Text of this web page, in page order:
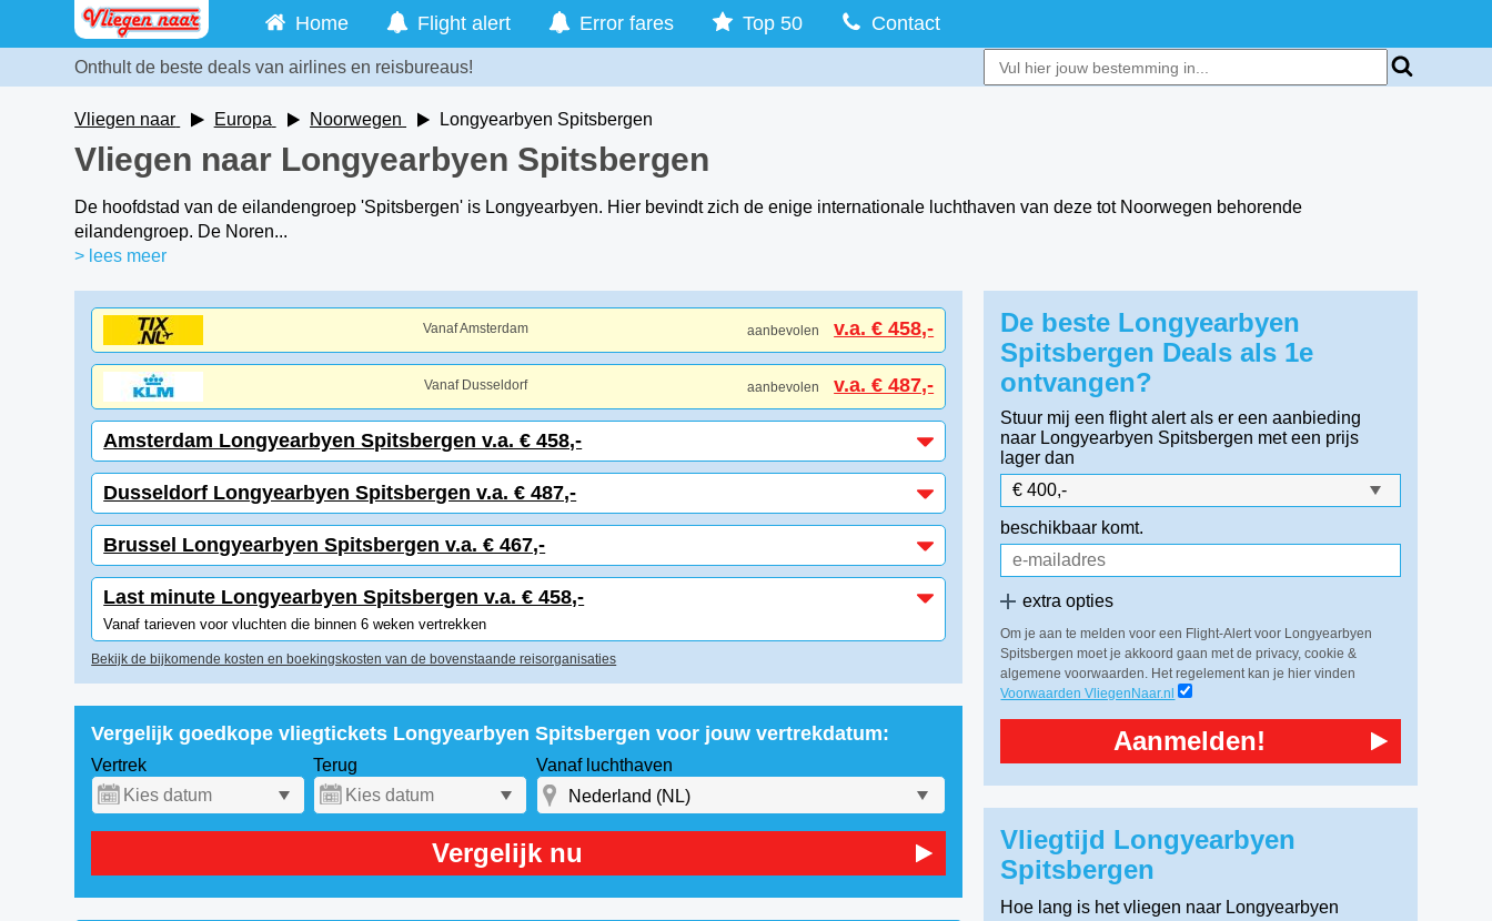
Home Flight alert Error fares Top 50 Contact
Onthult de beste deals van airlines en reisbureaus!
Vliegen naar Europa Noorwegen Longyearbyen Spitsbergen
Vliegen naar Longyearbyen Spitsbergen
De hoofdstad van de eilandengroep 'Spitsbergen' is Longyearbyen. Hier bevindt zich de enige internationale luchthaven van deze tot Noorwegen behorende
eilandengroep. De Noren...
> lees meer
Vanaf Amsterdam aanbevolen v.a. € 458,-
Vanaf Dusseldorf aanbevolen v.a. € 487,-
Amsterdam Longyearbyen Spitsbergen v.a. € 458,-
Dusseldorf Longyearbyen Spitsbergen v.a. € 487,-
Brussel Longyearbyen Spitsbergen v.a. € 467,-
Last minute Longyearbyen Spitsbergen v.a. € 458,-
Vanaf tarieven voor vluchten die binnen 6 weken vertrekken
Bekijk de bijkomende kosten en boekingskosten van de bovenstaande reisorganisaties
Vergelijk goedkope vliegtickets Longyearbyen Spitsbergen voor jouw vertrekdatum:
Vertrek Terug Vanaf luchthaven
Vergelijk nu
De beste Longyearbyen
Spitsbergen Deals als 1e
ontvangen?
Stuur mij een flight alert als er een aanbieding
naar Longyearbyen Spitsbergen met een prijs
lager dan
beschikbaar komt.
extra opties
Om je aan te melden voor een Flight-Alert voor Longyearbyen
Spitsbergen moet je akkoord gaan met de privacy, cookie &
algemene voorwaarden. Het regelement kan je hier vinden
Voorwaarden VliegenNaar.nl
Aanmelden!
Vliegtijd Longyearbyen
Spitsbergen
Hoe lang is het vliegen naar Longyearbyen